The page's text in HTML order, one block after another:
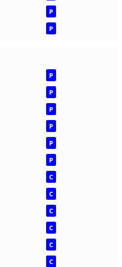
P
P
P
P
P
P
P
P
C
C
C
C
C
C